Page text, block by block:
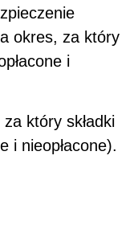
okres, za który
i
który składki
i nieopłacone).